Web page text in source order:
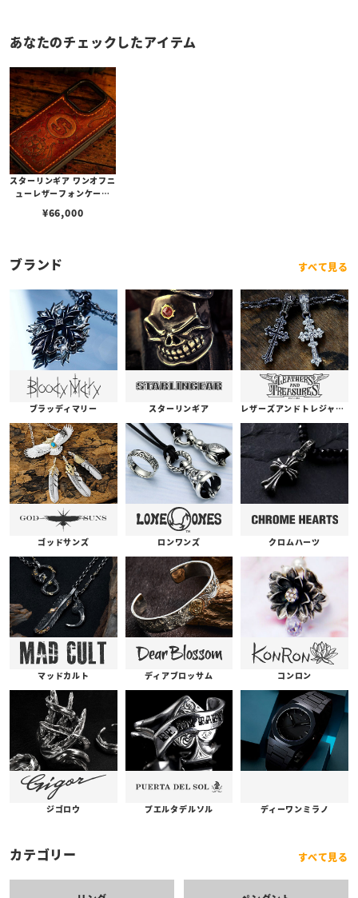
あなたのチェックしたアイテム
スターリンギア ワンオフニ
ューレザーフォンケース
ン s000117265（iPhone
¥66,000
ブランド すべて見る
ブラッディマリー スターリンギア レザーズアンドトレジャーズ
ゴッドサンズ ロンワンズ クロムハーツ
マッドカルト ディアブロッサム コンロン
ジゴロウ プエルタデルソル ディーワンミラノ
カテゴリー すべて見る